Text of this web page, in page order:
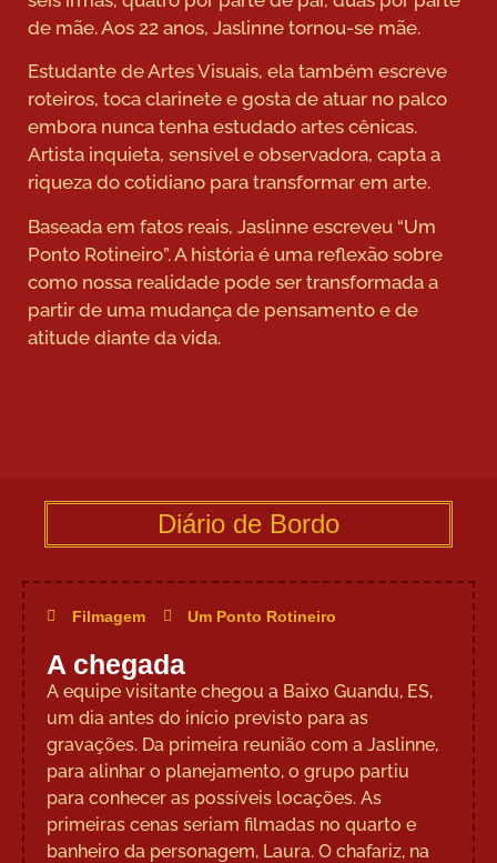
de mãe. Aos 22 anos, Jaslinne tornou-se mãe.
Estudante de Artes Visuais, ela também escreve
roteiros, toca clarinete e gosta de atuar no palco
embora nunca tenha estudado artes cênicas.
Artista inquieta, sensível e observadora, capta a
riqueza do cotidiano para transformar em arte.
Baseada em fatos reais, Jaslinne escreveu “Um
Ponto Rotineiro”. A história é uma reflexão sobre
como nossa realidade pode ser transformada a
partir de uma mudança de pensamento e de
atitude diante da vida.
Diário de Bordo
Filmagem Um Ponto Rotineiro
A chegada
A equipe visitante chegou a Baixo Guandu, ES,
um dia antes do início previsto para as
gravações. Da primeira reunião com a Jaslinne,
para alinhar o planejamento, o grupo partiu
para conhecer as possíveis locações. As
primeiras cenas seriam filmadas no quarto e
banheiro da personagem, Laura. O chafariz, na